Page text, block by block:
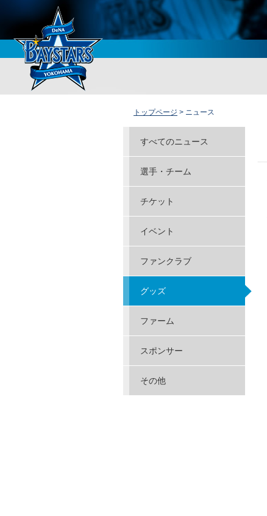
トップページ > ニュース
すべてのニュース
選手・チーム
チケット
イベント
ファンクラブ
グッズ
ファーム
スポンサー
その他